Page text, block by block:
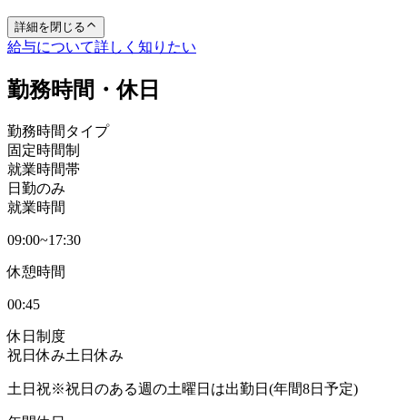
詳細を閉じる
給与について詳しく知りたい
勤務時間・休日
勤務時間タイプ
固定時間制
就業時間帯
日勤のみ
就業時間
09:00~17:30
休憩時間
00:45
休日制度
祝日休み土日休み
土日祝※祝日のある週の土曜日は出勤日(年間8日予定)